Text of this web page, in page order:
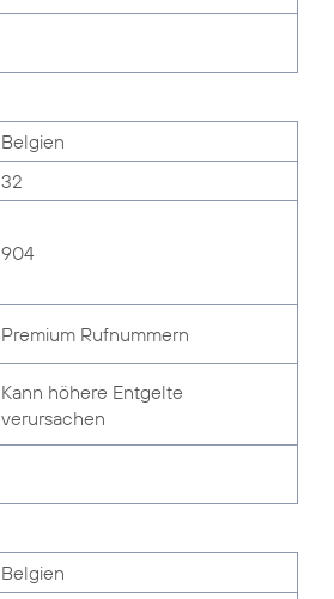
Belgien
32
904
Premium Rufnummern
Kann höhere Entgelte
verursachen
Belgien